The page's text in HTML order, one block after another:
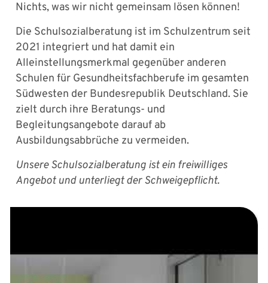
Nichts, was wir nicht gemeinsam lösen können!
Die Schulsozialberatung ist im Schulzentrum seit
2021 integriert und hat damit ein
Alleinstellungsmerkmal gegenüber anderen
Schulen für Gesundheitsfachberufe im gesamten
Südwesten der Bundesrepublik Deutschland. Sie
zielt durch ihre Beratungs- und
Begleitungsangebote darauf ab
Ausbildungsabbrüche zu vermeiden.
Unsere Schulsozialberatung ist ein freiwilliges
Angebot und unterliegt der Schweigepflicht.